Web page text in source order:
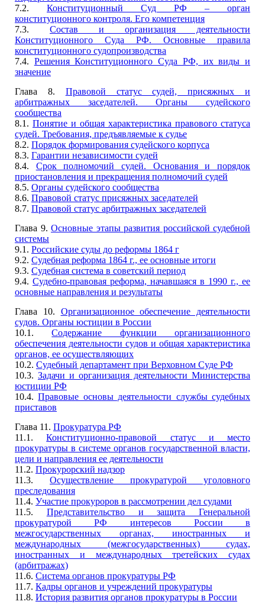
7.2. Конституционный Суд РФ – орган
конституционного контроля. Его компетенция
7.3. Состав и организация деятельности
Конституционного Суда РФ. Основные правила
конституционного судопроизводства
7.4. Решения Конституционного Суда РФ, их виды и
значение
Глава 8. Правовой статус судей, присяжных и
арбитражных заседателей. Органы судейского
сообщества
8.1. Понятие и общая характеристика правового статуса
судей. Требования, предъявляемые к судье
8.2. Порядок формирования судейского корпуса
8.3. Гарантии независимости судей
8.4. Срок полномочий судей. Основания и порядок
приостановления и прекращения полномочий судей
8.5. Органы судейского сообщества
8.6. Правовой статус присяжных заседателей
8.7. Правовой статус арбитражных заседателей
Глава 9. Основные этапы развития российской судебной
системы
9.1. Российские суды до реформы 1864 г
9.2. Судебная реформа 1864 г., ее основные итоги
9.3. Судебная система в советский период
9.4. Судебно-правовая реформа, начавшаяся в 1990 г., ее
основные направления и результаты
Глава 10. Организационное обеспечение деятельности
судов. Органы юстиции в России
10.1.Содержание функции организационного
обеспечения деятельности судов и общая характеристика
органов, ее осуществляющих
10.2. Судебный департамент при Верховном Суде РФ
10.3. Задачи и организация деятельности Министерства
юстиции РФ
10.4.Правовые основы деятельности службы судебных
приставов
Глава 11. Прокуратура РФ
11.1.Конституционно-правовой статус и место
прокуратуры в системе органов государственной власти,
цели и направления ее деятельности
11.2. Прокурорский надзор
11.3. Осуществление прокуратурой уголовного
преследования
11.4. Участие прокуроров в рассмотрении дел судами
11.5. Представительство и защита Генеральной
прокуратурой РФ интересов России в
межгосударственных органах, иностранных и
международных (межгосударственных) судах,
иностранных и международных третейских судах
(арбитражах)
11.6. Система органов прокуратуры РФ
11.7. Кадры органов и учреждений прокуратуры
11.8. История развития органов прокуратуры в России